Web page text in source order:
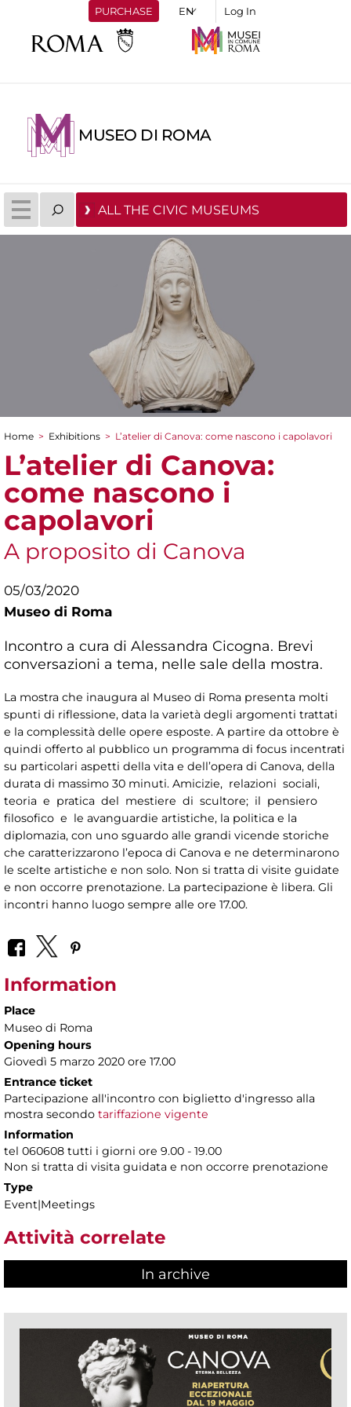
PURCHASE Log In
MUSEO DI ROMA
ALL THE CIVIC MUSEUMS
You are here
Home > Exhibitions > L’atelier di Canova: come nascono i capolavori
L’atelier di Canova:
come nascono i
capolavori
A proposito di Canova
05/03/2020
Museo di Roma
Incontro a cura di Alessandra Cicogna. Brevi
conversazioni a tema, nelle sale della mostra.
La mostra che inaugura al Museo di Roma presenta molti
spunti di riflessione, data la varietà degli argomenti trattati
e la complessità delle opere esposte. A partire da ottobre è
quindi offerto al pubblico un programma di focus incentrati
su particolari aspetti della vita e dell’opera di Canova, della
durata di massimo 30 minuti. Amicizie, relazioni sociali,
teoria e pratica del mestiere di scultore; il pensiero
filosofico e le avanguardie artistiche, la politica e la
diplomazia, con uno sguardo alle grandi vicende storiche
che caratterizzarono l’epoca di Canova e ne determinarono
le scelte artistiche e non solo. Non si tratta di visite guidate
e non occorre prenotazione. La partecipazione è libera. Gli
incontri hanno luogo sempre alle ore 17.00.
Information
Place
Museo di Roma
Opening hours
Giovedì 5 marzo 2020 ore 17.00
Entrance ticket
Partecipazione all'incontro con biglietto d'ingresso alla
mostra secondo tariffazione vigente
Information
tel 060608 tutti i giorni ore 9.00 - 19.00
Non si tratta di visita guidata e non occorre prenotazione
Type
Event|Meetings
Attività correlate
In archive